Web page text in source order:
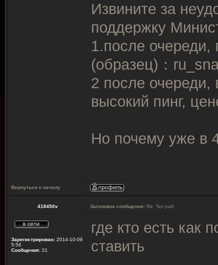
Извините за
поддержку
1.после очереди,
(образец)：
2 после очереди,
высокий пинг,
Но почему уже в
Вернуться к началу
418450v Заголовок сообщения: Re: Тех раб
Зарегистрирован: 2014-10-09
5:56
Сообщения: 21
где кто есть как
ставить